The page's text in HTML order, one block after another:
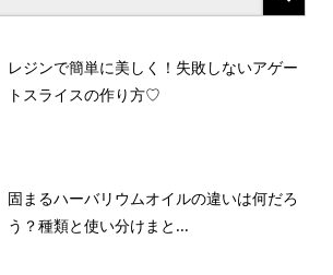
レジンで簡単に美しく！失敗しないアゲー
トスライスの作り方♡
固まるハーバリウムオイルの違いは何だろ
う？種類と使い分けまと...